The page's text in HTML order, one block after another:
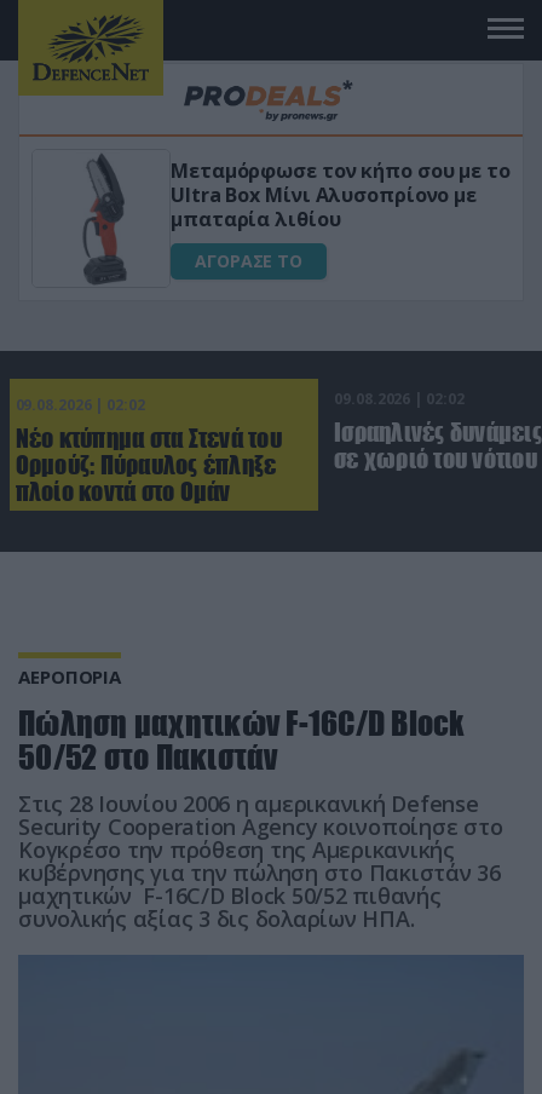
Μεταμόρφωσε τον κήπο σου με το
Ultra Box Μίνι Αλυσοπρίονο με
μπαταρία λιθίου
ΑΓΟΡΑΣΕ ΤΟ
09.08.2026 | 02:02
Νέο κτύπημα στα Στενά του
Ορμούζ: Πύραυλος έπληξε
πλοίο κοντά στο Ομάν
09.08.2026 | 02:02
Ισραηλινές
σε χωριό του
ΑΕΡΟΠΟΡΙΑ
Πώληση μαχητικών F-16C/D Block
50/52 στο Πακιστάν
Στις 28 Ιουνίου 2006 η αμερικανική Defense
Security Cooperation Agency κοινοποίησε στο
Κογκρέσο την πρόθεση της Αμερικανικής
κυβέρνησης για την πώληση στο Πακιστάν 36
μαχητικών F-16C/D Block 50/52 πιθανής
συνολικής αξίας 3 δις δολαρίων ΗΠΑ.